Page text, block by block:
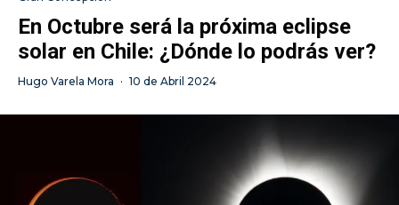
En Octubre será la próxima eclipse
solar en Chile: ¿Dónde lo podrás ver?
Hugo Varela Mora · 10 de Abril 2024